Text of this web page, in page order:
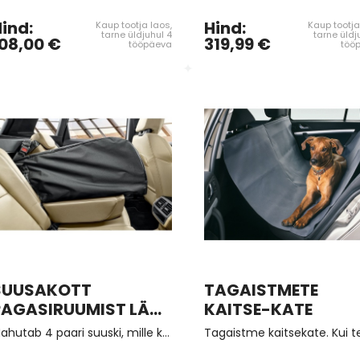
€
Kaup tootja laos,
tarne üldjuhul 4
tööpäeva
Hind:
319,99 €
Kaup
tarne
LÄBI
(4 kmpl
Mahutab 4 paari suuski, mille kogukaal on kuni 17 kg.
TAGAISTMETE
KAITSE-KATE